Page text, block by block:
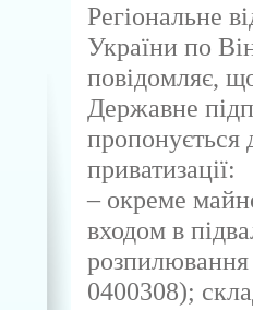
Регіональне
України по
повідомляє,
Державне
пропонується
приватизації:
– окреме
входом в
0400308);